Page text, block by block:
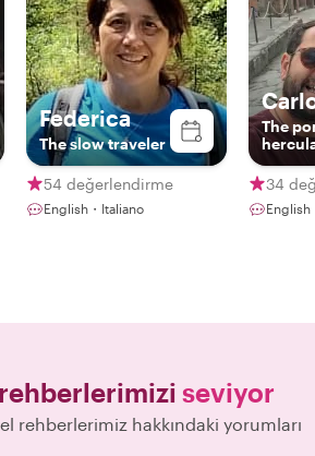
Federica
The slow traveler
54 değerlendirme
English・Italiano
The
34
English
seviyor
rehberlerimiz hakkındaki yorumları